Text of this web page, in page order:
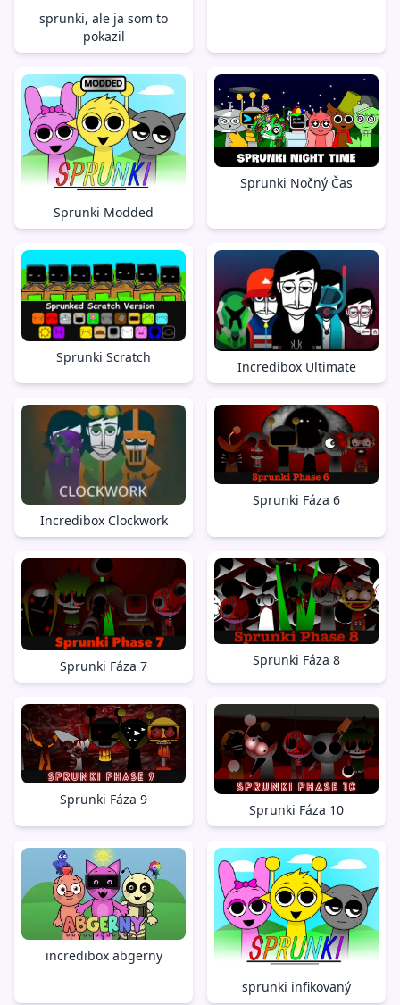
sprunki, ale ja som to
pokazil
Sprunki Modded
Sprunki Nočný Čas
Sprunki Scratch
Incredibox Ultimate
Incredibox Clockwork
Sprunki Fáza 6
Sprunki Fáza 7 Sprunki Fáza 8
Sprunki Fáza 9
Sprunki Fáza 10
incredibox abgerny
sprunki infikovaný